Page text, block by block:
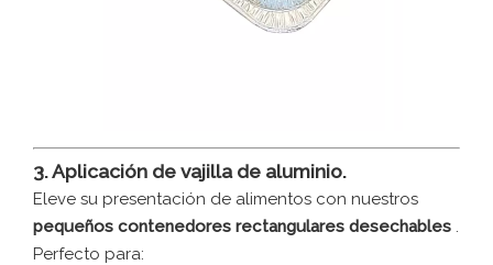
3. Aplicación de vajilla de aluminio.
Eleve su presentación de alimentos con nuestros
pequeños contenedores rectangulares desechables .
Perfecto para: